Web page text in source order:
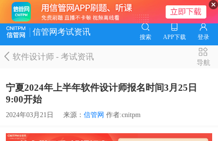
信管网考试资讯
搜索 APP下载 登录
软件设计师-考试资讯
导航
宁夏2024年上半年软件设计师报名时间3月25日
9:00开始
2024年03月21日 来源： 信管网 作者:cnitpm